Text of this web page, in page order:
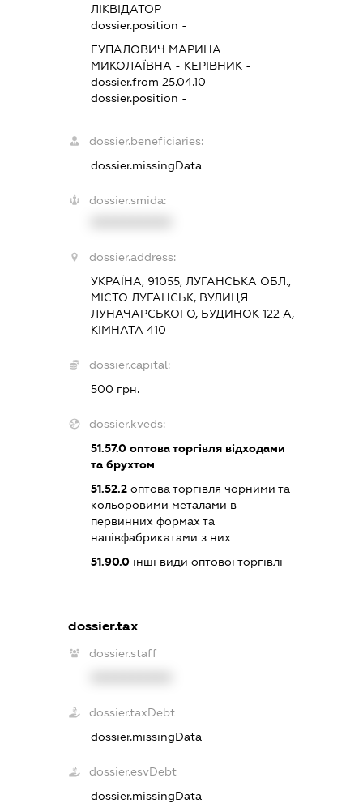
ЛІКВІДАТОР
dossier.position -
ГУПАЛОВИЧ МАРИНА
МИКОЛАЇВНА - КЕРІВНИК -
dossier.from 25.04.10
dossier.position -
dossier.beneficiaries:
dossier.missingData
dossier.smida:
dossier.address:
УКРАЇНА, 91055, ЛУГАНСЬКА ОБЛ.,
МІСТО ЛУГАНСЬК, ВУЛИЦЯ
ЛУНАЧАРСЬКОГО, БУДИНОК 122 А,
КІМНАТА 410
dossier.capital:
500 грн.
dossier.kveds:
51.57.0оптова торгівля відходами
та брухтом
51.52.2оптова торгівля чорними та
кольоровими металами в
первинних формах та
напівфабрикатами з них
51.90.0інші види оптової торгівлі
dossier.tax
dossier.staff
dossier.taxDebt
dossier.missingData
dossier.esvDebt
dossier.missingData